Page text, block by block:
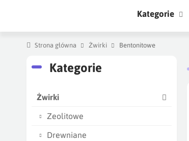
Kategorie
Strona główna Żwirki Bentonitowe
Kategorie
Żwirki
Zeolitowe
Drewniane